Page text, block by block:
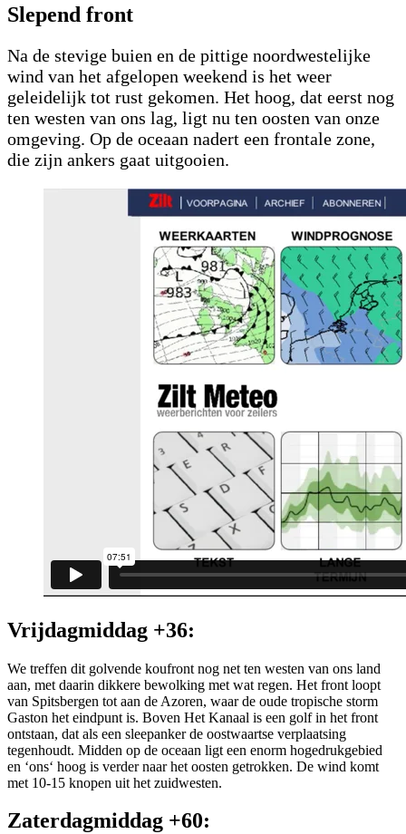
Slepend front
Na de stevige buien en de pittige noordwestelijke
wind van het afgelopen weekend is het weer
geleidelijk tot rust gekomen. Het hoog, dat eerst nog
ten westen van ons lag, ligt nu ten oosten van onze
omgeving. Op de oceaan nadert een frontale zone,
die zijn ankers gaat uitgooien.
Vrijdagmiddag +36:
We treffen dit golvende koufront nog net ten westen van ons land
aan, met daarin dikkere bewolking met wat regen. Het front loopt
van Spitsbergen tot aan de Azoren, waar de oude tropische storm
Gaston het eindpunt is. Boven Het Kanaal is een golf in het front
ontstaan, dat als een sleepanker de oostwaartse verplaatsing
tegenhoudt. Midden op de oceaan ligt een enorm hogedrukgebied
en ‘ons‘ hoog is verder naar het oosten getrokken. De wind komt
met 10-15 knopen uit het zuidwesten.
Zaterdagmiddag +60: